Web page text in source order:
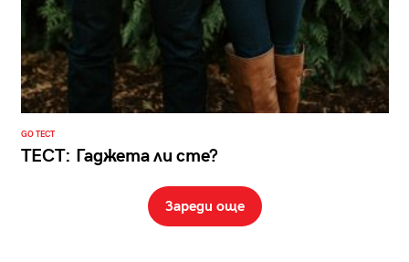
GO ТЕСТ
ТЕСТ: Гаджета ли сте?
Зареди още